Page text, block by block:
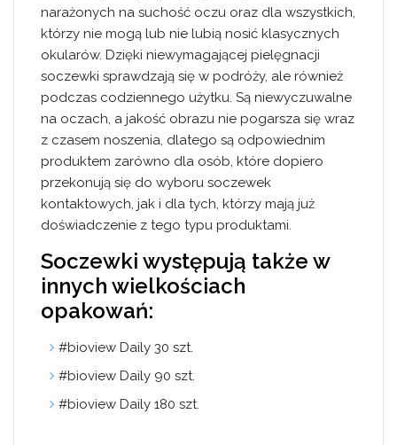
narażonych na suchość oczu oraz dla wszystkich,
którzy nie mogą lub nie lubią nosić klasycznych
okularów. Dzięki niewymagającej pielęgnacji
soczewki sprawdzają się w podróży, ale również
podczas codziennego użytku. Są niewyczuwalne
na oczach, a jakość obrazu nie pogarsza się wraz
z czasem noszenia, dlatego są odpowiednim
produktem zarówno dla osób, które dopiero
przekonują się do wyboru soczewek
kontaktowych, jak i dla tych, którzy mają już
doświadczenie z tego typu produktami.
Soczewki występują także w
innych wielkościach
opakowań:
#bioview Daily 30 szt.
#bioview Daily 90 szt.
#bioview Daily 180 szt.